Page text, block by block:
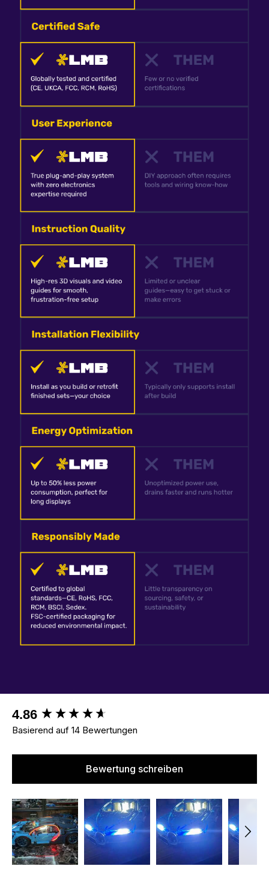
4.86
Basierend auf 14 Bewertungen
Bewertung schreiben
New content loaded